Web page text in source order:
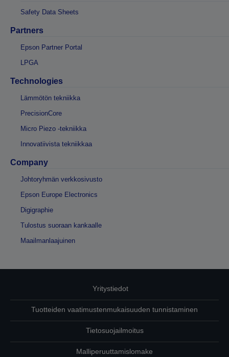
Safety Data Sheets
Partners
Epson Partner Portal
LPGA
Technologies
Lämmötön tekniikka
PrecisionCore
Micro Piezo -tekniikka
Innovatiivista tekniikkaa
Company
Johtoryhmän verkkosivusto
Epson Europe Electronics
Digigraphie
Tulostus suoraan kankaalle
Maailmanlaajuinen
Yritystiedot
Tuotteiden vaatimustenmukaisuuden tunnistaminen
Tietosuojailmoitus
Malliperuuttamislomake